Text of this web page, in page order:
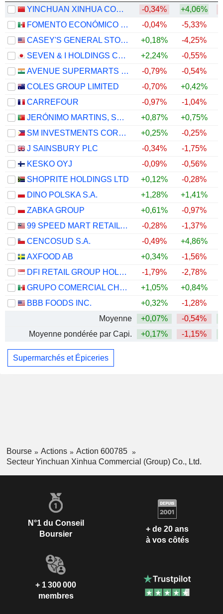
YINCHUAN XINHUA COMMERCIAL (GROUP) CO., LTD.
-0,34% +4,06%
FOMENTO ECONÓMICO MEXICANO, S.A.B. DE C.V.
-0,04% -5,33%
CASEY'S GENERAL STORES, INC.
+0,18% -4,25%
SEVEN & I HOLDINGS CO., LTD.
+2,24% -0,55%
AVENUE SUPERMARTS LIMITED
-0,79% -0,54%
COLES GROUP LIMITED
-0,70% +0,42%
CARREFOUR
-0,97% -1,04%
JERÓNIMO MARTINS, SGPS, S.A.
+0,87% +0,75%
SM INVESTMENTS CORPORATION
+0,25% -0,25%
J SAINSBURY PLC
-0,34% -1,75%
KESKO OYJ
-0,09% -0,56%
SHOPRITE HOLDINGS LTD
+0,12% -0,28%
DINO POLSKA S.A.
+1,28% +1,41%
ZABKA GROUP
+0,61% -0,97%
99 SPEED MART RETAIL HOLDINGS
-0,28% -1,37%
CENCOSUD S.A.
-0,49% +4,86%
AXFOOD AB
+0,34% -1,56%
DFI RETAIL GROUP HOLDINGS LIMITED
-1,79% -2,78%
GRUPO COMERCIAL CHEDRAUI, S.A.B. DE C.V.
+1,05% +0,84%
BBB FOODS INC.
+0,32% -1,28%
Moyenne
+0,07% -0,54%
Moyenne pondérée par Capi.
+0,17% -1,15%
Supermarchés et Épiceries
Bourse Actions
Action 600785
Secteur Yinchuan Xinhua Commercial (Group) Co., Ltd.
N°1 du Conseil
Boursier
+ de 20 ans
à vos côtés
+ 1 300 000
membres